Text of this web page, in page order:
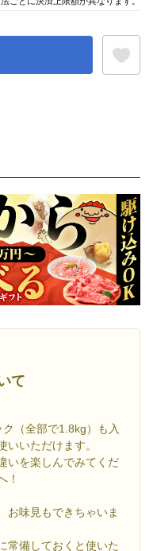
て
（全部で1.8kg）も入
いいただけます。
いを楽しんでみてくだ
！
お味見もできちゃいま
常備しておくと使いた